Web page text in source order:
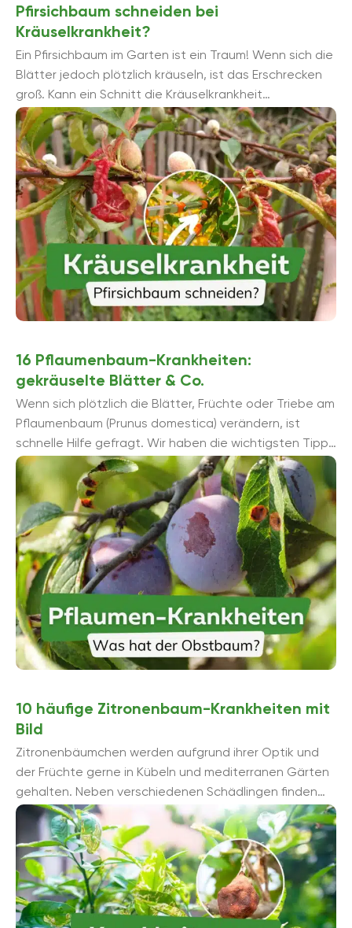
Pfirsichbaum schneiden bei
Kräuselkrankheit?
Ein Pfirsichbaum im Garten ist ein Traum! Wenn sich die
Blätter jedoch plötzlich kräuseln, ist das Erschrecken
groß. Kann ein Schnitt die Kräuselkrankheit
bekämpfen? Wir ...
16 Pflaumenbaum-Krankheiten:
gekräuselte Blätter & Co.
Wenn sich plötzlich die Blätter, Früchte oder Triebe am
Pflaumenbaum (Prunus domestica) verändern, ist
schnelle Hilfe gefragt. Wir haben die wichtigsten Tipps
zur Bekämpfung von ...
10 häufige Zitronenbaum-Krankheiten mit
Bild
Zitronenbäumchen werden aufgrund ihrer Optik und
der Früchte gerne in Kübeln und mediterranen Gärten
gehalten. Neben verschiedenen Schädlingen finden
sich 10 häufige Zitronenbaum-Krankheiten, die Sie ...